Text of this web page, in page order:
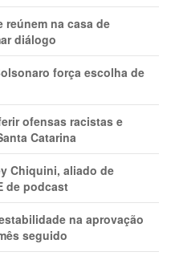
reúnem na casa de
diálogo
força escolha de
ofensas racistas e
Catarina
Chiquini, aliado de
de podcast
na aprovação
seguido